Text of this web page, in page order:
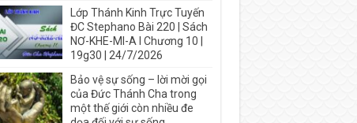
Lớp Thánh Kinh Trực Tuyến
ĐC Stephano Bài 220 | Sách
NƠ-KHE-MI-A I Chương 10 |
19g30 | 24/7/2026
Bảo vệ sự sống – lời mời gọi
của Đức Thánh Cha trong
một thế giới còn nhiều đe